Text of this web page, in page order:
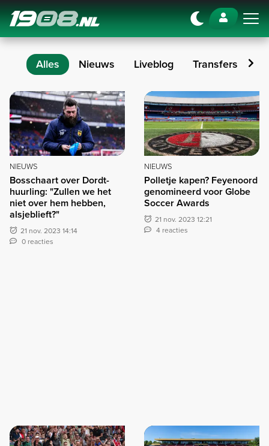
Navigation
Alles Nieuws Liveblog Transfers
Artikelen
NIEUWS
Bosschaart over Dordt-
huurling: "Zullen we het
niet over hem hebben,
alsjeblieft?"
21 nov. 2023 14:14
0 reacties
NIEUWS
Polletje kapen? Feyenoord
genomineerd voor Globe
Soccer Awards
21 nov. 2023 12:21
4 reacties